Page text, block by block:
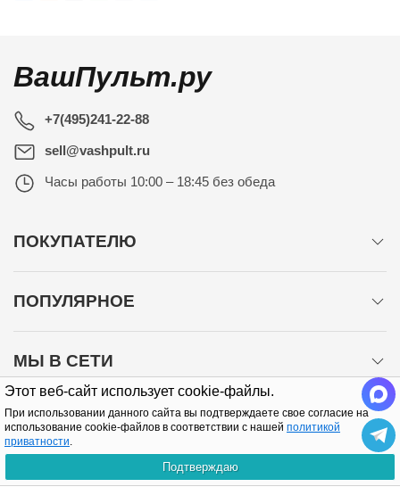
Этот веб-сайт использует cookie-файлы.
При использовании данного сайта вы подтверждаете свое согласие на
использование cookie-файлов в соответствии с нашей политикой
приватности.
Подтверждаю
ВашПульт.ру
+7(495)241-22-88
sell@vashpult.ru
Часы работы 10:00 – 18:45 без обеда
ПОКУПАТЕЛЮ
ПОПУЛЯРНОЕ
МЫ В СЕТИ